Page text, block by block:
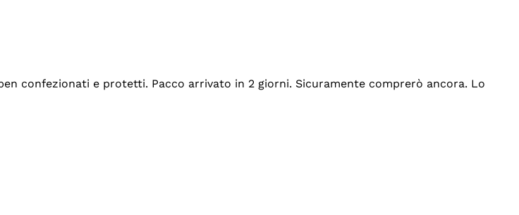
confezionati e protetti. Pacco arrivato in 2 giorni. Sicuramente comprerò ancora. Lo